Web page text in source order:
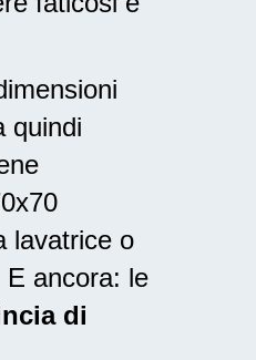
quindi
lavatrice o
E ancora: le
di